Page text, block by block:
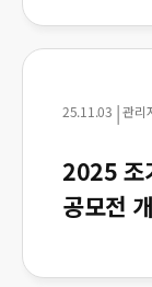
25.11.03 |관리
2025 조
공모전